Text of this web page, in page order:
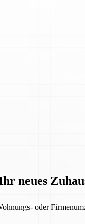
neues
oder